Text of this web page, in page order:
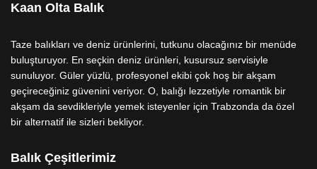
Kaan Olta Balık
Taze balıkları ve deniz ürünlerini, tutkunu olacağınız bir menüde
buluşturuyor. En seçkin deniz ürünleri, kusursuz servisiyle
sunuluyor. Güler yüzlü, profesyonel ekibi çok hoş bir akşam
geçireceğiniz güvenini veriyor. O, balığı lezzetiyle romantik bir
akşam da sevdikleriyle yemek isteyenler için Trabzonda da özel
bir alternatif ile sizleri bekliyor.
Balık Çeşitlerimiz